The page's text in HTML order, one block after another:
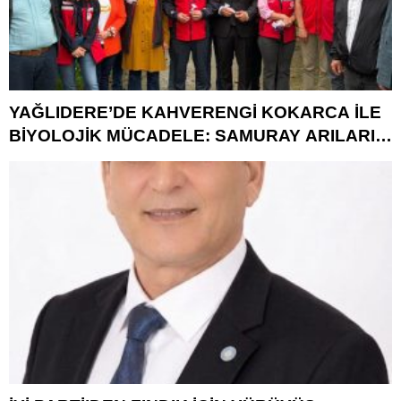
YAĞLIDERE’DE KAHVERENGİ KOKARCA İLE
BİYOLOJİK MÜCADELE: SAMURAY ARILARI
DOĞAYA SALINDI